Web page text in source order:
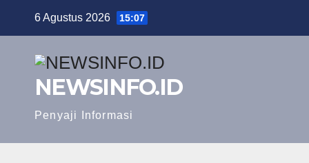
6 Agustus 2026 15:07
NEWSINFO.ID
Penyaji Informasi